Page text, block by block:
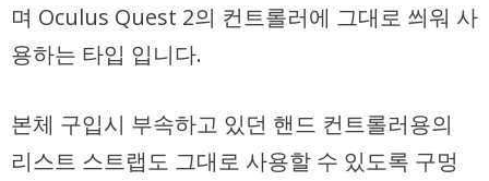
며 Oculus Quest 2의 컨트롤러에 그대로 씌워 사
용하는 타입 입니다.
본체 구입시 부속하고 있던 핸드 컨트롤러용의
리스트 스트랩도 그대로 사용할 수 있도록 구멍